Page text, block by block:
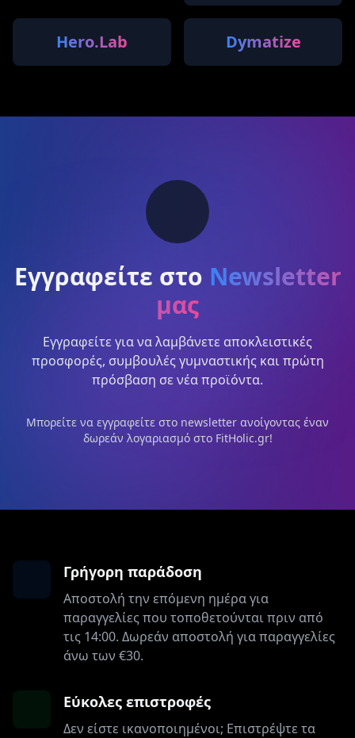
Hero.Lab Dymatize
Εγγραφείτε στο Newsletter
μας
Εγγραφείτε για να λαμβάνετε αποκλειστικές
προσφορές, συμβουλές γυμναστικής και πρώτη
πρόσβαση σε νέα προϊόντα.
Μπορείτε να εγγραφείτε στο newsletter ανοίγοντας έναν
δωρεάν λογαριασμό στο FitHolic.gr!
Γρήγορη παράδοση
Αποστολή την επόμενη ημέρα για
παραγγελίες που τοποθετούνται πριν από
τις 14:00. Δωρεάν αποστολή για παραγγελίες
άνω των €30.
Εύκολες επιστροφές
Δεν είστε ικανοποιημένοι; Επιστρέψτε τα